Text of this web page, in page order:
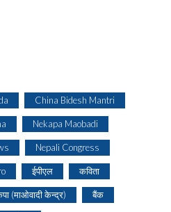
China Bidesh Mantri
Nekapa Maobadi
Nepali Congress
ईपीएल कविता
(माओवादी केन्द्र) बैंक